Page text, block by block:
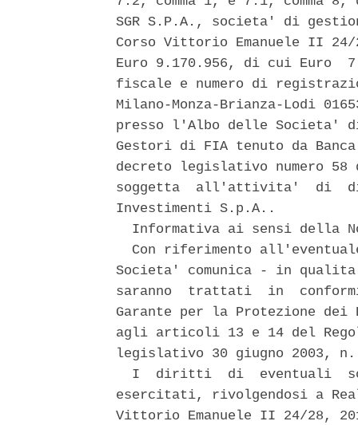
SGR S.P.A., societa' di
Corso Vittorio Emanuele II
Euro 9.170.956, di cui Euro
fiscale e numero di
Milano-Monza-Brianza-Lodi
presso l'Albo delle Societa'
Gestori di FIA tenuto da
decreto legislativo numero
soggetta  all'attivita'  di
Investimenti S.p.A..
Informativa ai sensi della
Con riferimento
Societa' comunica - in
saranno  trattati  in
Garante per la Protezione
agli articoli 13 e 14 del
legislativo 30 giugno 2003,
I  diritti  di  eventuali
esercitati, rivolgendosi a
Vittorio Emanuele II 24/28,